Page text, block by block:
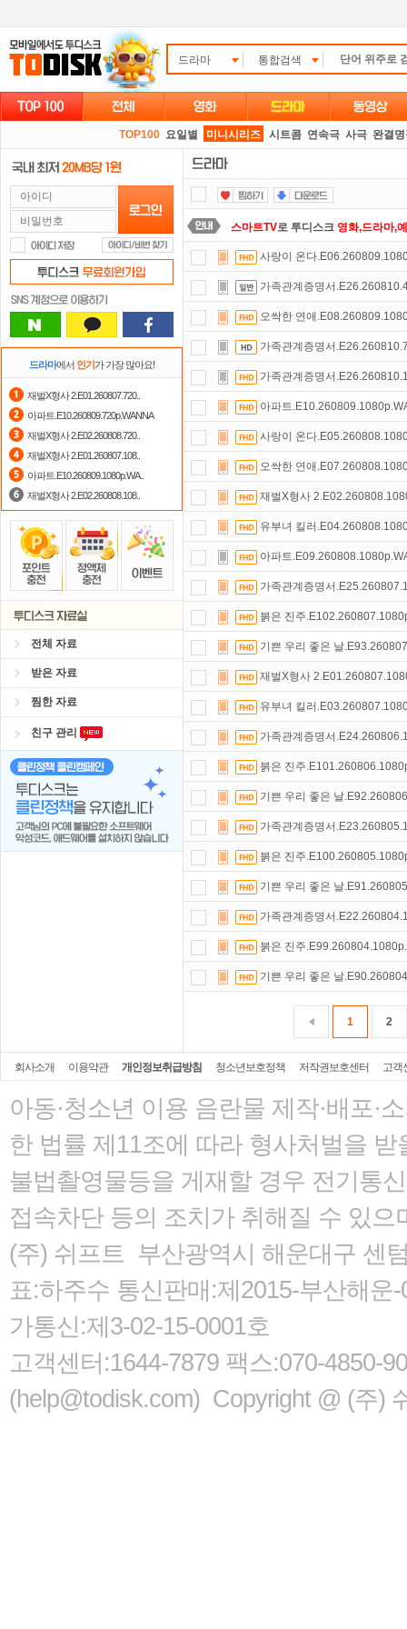
드라마 통합검색
TOP100 요일별 미니시리즈 시트콤 연속극 사극 완결
드라마에서 인기가 가장 많아요!
재벌X형사 2.E01.260807.720..
아파트.E10.260809.720p.WANNA
재벌X형사 2.E02.260808.720..
재벌X형사 2.E01.260807.108..
아파트.E10.260809.1080p.WA..
재벌X형사 2.E02.260808.108..
전체 자료
받은 자료
찜한 자료
친구 관리
스마트TV로 투디스크 영화,드라마,
요즘 뭐가 재밌지?고민되면 눌러봐!
포인트 할인쿠폰 사용방법안내
출석체크 이벤트!
정액제할인쿠폰 사용방법안내
댓글만 잘써도무료 포인트를 드립
자녀보호기능으로 가족과 함께 투디
사랑이 온다
가족관계증명서
오싹한 연애
가족관계증명서
가족관계증명서
아파트
사랑이 온다
오싹한 연애
재벌X형사
유부녀 킬러
아파트
가족관계증명서
붉은 진주
기쁜 우리 좋은 날
재벌X형사
유부녀 킬러
가족관계증명서
붉은 진주
기쁜 우리 좋은 날
가족관계증명서
붉은 진주
기쁜 우리 좋은 날
가족관계증명서
붉은 진주
기쁜 우리 좋은 날
1 2
회사소개 이용약관 개인정보취급방침 청소년보호정책 저작권보호센터 고객
아동·청소년 이용 음란물 제작·배포·
한 법률 제11조에 따라 형사처벌을 받
불법촬영물등을 게재할 경우 전기통
접속차단 등의 조치가 취해질 수 있으
(주) 쉬프트 부산광역시 해운대구 센
표:하주수 통신판매:제2015-부산해
가통신:제3-02-15-0001호
고객센터:1644-7879 팩스:070-4850-
(help@todisk.com) Copyright @ (주)